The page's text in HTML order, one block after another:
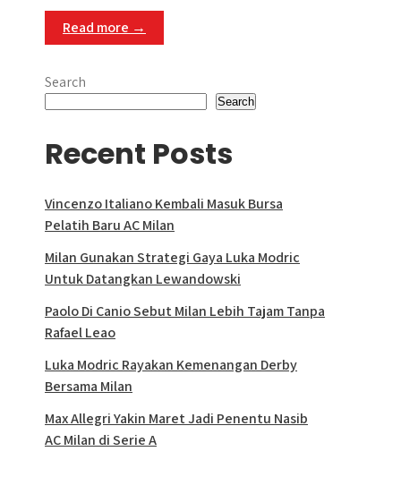
Read more →
Search
Search
Recent Posts
Vincenzo Italiano Kembali Masuk Bursa
Pelatih Baru AC Milan
Milan Gunakan Strategi Gaya Luka Modric
Untuk Datangkan Lewandowski
Paolo Di Canio Sebut Milan Lebih Tajam Tanpa
Rafael Leao
Luka Modric Rayakan Kemenangan Derby
Bersama Milan
Max Allegri Yakin Maret Jadi Penentu Nasib
AC Milan di Serie A